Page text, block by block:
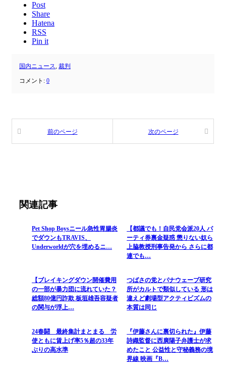
Post
Share
Hatena
RSS
Pin it
国内ニュース, 裁判
コメント: 0
前のページ 次のページ
関連記事
Pet Shop Boysニール急性胃腸炎
でダウンもTRAVIS、
Underworldが穴を埋めるニ…
【都議でも！自民党会派20人 パ
ーティ券裏金疑惑 懲りない奴ら
上脇教授刑事告発から さらに都
連でも…
【ブレイキングダウン開催費用
の一部が暴力団に流れていた？
総額80億円詐欺 板垣雄吾容疑者
の関与が浮上…
つばさの党とパナウェーブ研究
所がカルトで類似している 形は
違えど劇場型アクティビズムの
本質は同じ
24春闘 最終集計まとまる 労
使ともに賃上げ率5％超の33年
ぶりの高水準
『伊藤さんに裏切られた』伊藤
詩織監督に西廣陽子弁護士が求
めたこと 公益性と守秘義務の境
界線 映画『B…